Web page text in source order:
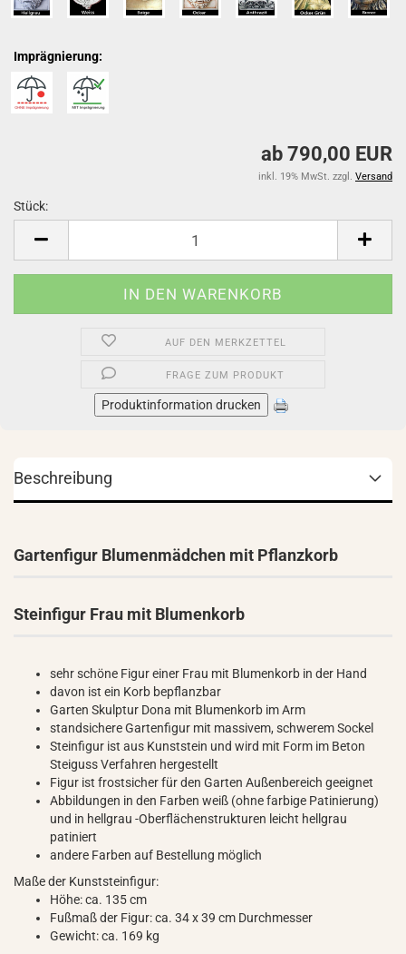
Imprägnierung:
ab 790,00 EUR
inkl. 19% MwSt. zzgl. Versand
Stück:
AUF DEN MERKZETTEL
FRAGE ZUM PRODUKT
Produktinformation drucken
Beschreibung
Gartenfigur Blumenmädchen mit Pflanzkorb
Steinfigur Frau mit Blumenkorb
sehr schöne Figur einer Frau mit Blumenkorb in der Hand
davon ist ein Korb bepflanzbar
Garten Skulptur Dona mit Blumenkorb im Arm
standsichere Gartenfigur mit massivem, schwerem Sockel
Steinfigur ist aus Kunststein und wird mit Form im Beton
Steiguss Verfahren hergestellt
Figur ist frostsicher für den Garten Außenbereich geeignet
Abbildungen in den Farben weiß (ohne farbige Patinierung)
und in hellgrau -Oberflächenstrukturen leicht hellgrau
patiniert
andere Farben auf Bestellung möglich
Maße der Kunststeinfigur:
Höhe: ca. 135 cm
Fußmaß der Figur: ca. 34 x 39 cm Durchmesser
Gewicht: ca. 169 kg